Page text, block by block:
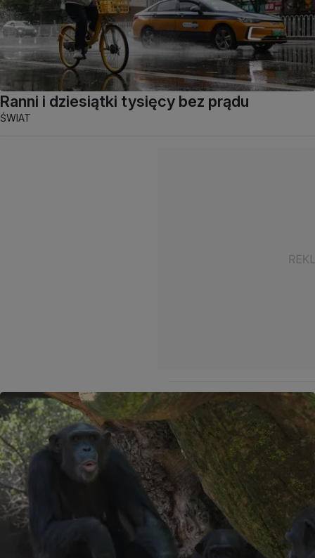
Ranni i dziesiątki tysięcy bez prądu
ŚWIAT